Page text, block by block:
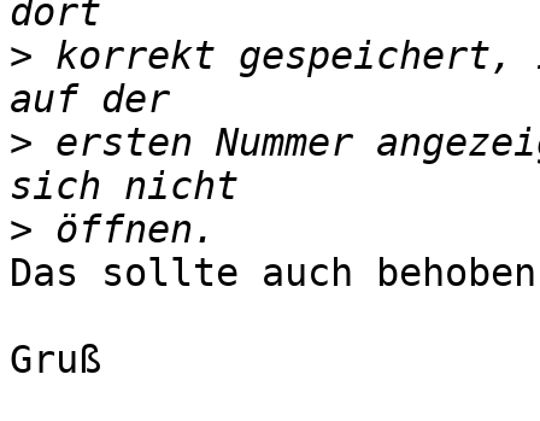
> korrekt gespeichert,
> ersten Nummer
>
Das sollte auch
Gruß